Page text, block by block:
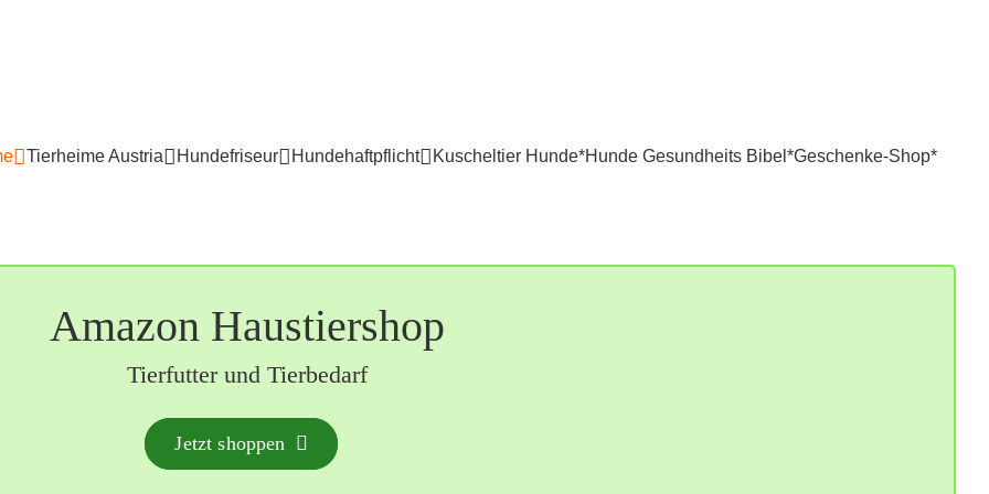
Tierheime Austria Hundefriseur Hundehaftpflicht Kuscheltier Hunde*Hunde Gesundheits Bibel*Geschenke-Shop*
Amazon Haustiershop
Tierfutter und Tierbedarf
Jetzt shoppen